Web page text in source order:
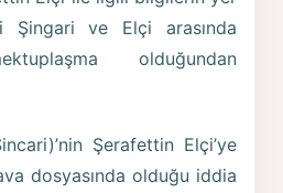
Şingari ve Elçi arasında
olduğundan
Şerafettin Elçi’ye
dosyasında olduğu iddia